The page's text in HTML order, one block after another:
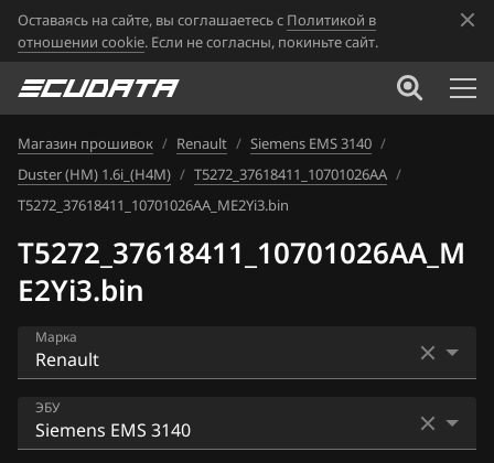
Оставаясь на сайте, вы соглашаетесь с Политикой в
отношении cookie. Если не согласны, покиньте сайт.
Магазин прошивок / Renault / Siemens EMS 3140 /
Duster (HM) 1.6i_(H4M) / T5272_37618411_10701026AA /
T5272_37618411_10701026AA_ME2Yi3.bin
T5272_37618411_10701026AA_M
E2Yi3.bin
Марка
Acura
Alfa Romeo
ЭБУ